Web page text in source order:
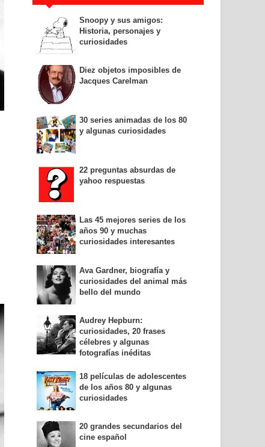
Snoopy y sus amigos:
Historia, personajes y
curiosidades
Diez objetos imposibles de
Jacques Carelman
30 series animadas de los 80
y algunas curiosidades
22 preguntas absurdas de
yahoo respuestas
Las 45 mejores series de los
años 90 y muchas
curiosidades interesantes
Ava Gardner, biografía y
curiosidades del animal más
bello del mundo
Audrey Hepburn:
curiosidades, 20 frases
célebres y algunas
fotografías inéditas
18 películas de adolescentes
de los años 80 y algunas
curiosidades
20 grandes secundarios del
cine español